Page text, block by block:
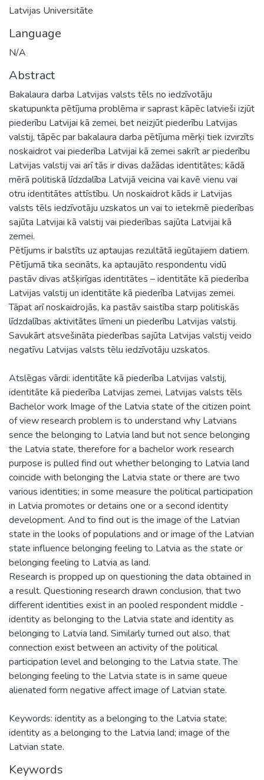
Latvijas Universitāte
Language
N/A
Abstract
Bakalaura darba Latvijas valsts tēls no iedzīvotāju
skatupunkta pētījuma problēma ir saprast kāpēc latvieši izjūt
piederību Latvijai kā zemei, bet neizjūt piederību Latvijas
valstij, tāpēc par bakalaura darba pētījuma mērķi tiek izvirzīts
noskaidrot vai piederība Latvijai kā zemei sakrīt ar piederību
Latvijas valstij vai arī tās ir divas dažādas identitātes; kādā
mērā politiskā līdzdalība Latvijā veicina vai kavē vienu vai
otru identitātes attīstību. Un noskaidrot kāds ir Latvijas
valsts tēls iedzīvotāju uzskatos un vai to ietekmē piederības
sajūta Latvijai kā valstij vai piederības sajūta Latvijai kā
zemei.
Pētījums ir balstīts uz aptaujas rezultātā iegūtajiem datiem.
Pētījumā tika secināts, ka aptaujāto respondentu vidū
pastāv divas atšķirīgas identitātes – identitāte kā piederība
Latvijas valstij un identitāte kā piederība Latvijas zemei.
Tāpat arī noskaidrojās, ka pastāv saistība starp politiskās
līdzdalības aktivitātes līmeni un piederību Latvijas valstij.
Savukārt atsvešināta piederības sajūta Latvijas valstij veido
negatīvu Latvijas valsts tēlu iedzīvotāju uzskatos.
Atslēgas vārdi: identitāte kā piederība Latvijas valstij,
identitāte kā piederība Latvijas zemei, Latvijas valsts tēls
Bachelor work Image of the Latvia state of the citizen point
of view research problem is to understand why Latvians
sence the belonging to Latvia land but not sence belonging
the Latvia state, therefore for a bachelor work research
purpose is pulled find out whether belonging to Latvia land
coincide with belonging the Latvia state or there are two
various identities; in some measure the political participation
in Latvia promotes or detains one or a second identity
development. And to find out is the image of the Latvian
state in the looks of populations and or image of the Latvian
state influence belonging feeling to Latvia as the state or
belonging feeling to Latvia as land.
Research is propped up on questioning the data obtained in
a result. Questioning research drawn conclusion, that two
different identities exist in an pooled respondent middle -
identity as belonging to the Latvia state and identity as
belonging to Latvia land. Similarly turned out also, that
connection exist between an activity of the political
participation level and belonging to the Latvia state. The
belonging feeling to the Latvia state is in same queue
alienated form negative affect image of Latvian state.
Keywords: identity as a belonging to the Latvia state;
identity as a belonging to the Latvia land; image of the
Latvian state.
Keywords